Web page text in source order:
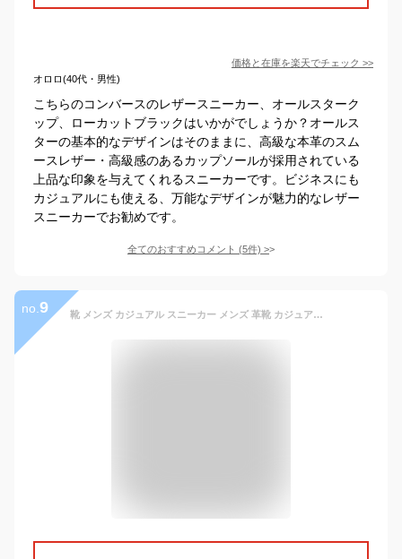
価格と在庫を楽天でチェック >>
オロロ(40代・男性)
こちらのコンバースのレザースニーカー、オールスターク
ップ、ローカットブラックはいかがでしょうか？オールス
ターの基本的なデザインはそのままに、高級な本革のスム
ースレザー・高級感のあるカップソールが採用されている
上品な印象を与えてくれるスニーカーです。ビジネスにも
カジュアルにも使える、万能なデザインが魅力的なレザー
スニーカーでお勧めです。
全てのおすすめコメント (5件) >
no. 9 靴 メンズ カジュアル スニーカー メンズ 革靴 カジュアルシューズ メンズ ビジネスシューズ 革靴 スニーカー ウォーキング 軽量 紳士靴 レザー レースアップ 黒 カジュアル 24.5-27.5cm 短靴 短ぐつ 履きやすい靴 ゴルフ 革靴風スニーカー